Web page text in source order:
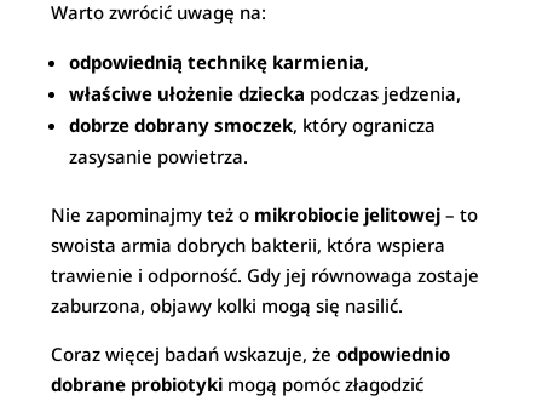
Warto zwrócić uwagę na:
odpowiednią technikę karmienia,
właściwe ułożenie dziecka podczas jedzenia,
dobrze dobrany smoczek, który ogranicza
zasysanie powietrza.
Nie zapominajmy też o mikrobiocie jelitowej – to
swoista armia dobrych bakterii, która wspiera
trawienie i odporność. Gdy jej równowaga zostaje
zaburzona, objawy kolki mogą się nasilić.
Coraz więcej badań wskazuje, żeodpowiednio
dobrane probiotyki mogą pomóc złagodzić